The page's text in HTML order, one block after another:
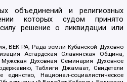
объединений и религиозных
которых судом принято
решение о ликвидации или
ВЕК РА, Рада земли Кубанской Духовно
Асгардская Славянская Община,
Духовная Семинария Духовное
Таблиги Джамаат, Свидетели
единство, Национал-социалистическое